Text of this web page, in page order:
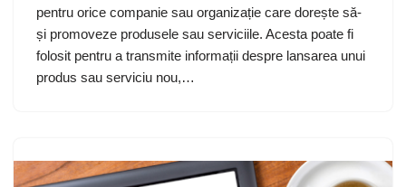
pentru orice companie sau organizație care dorește să-
și promoveze produsele sau serviciile. Acesta poate fi
folosit pentru a transmite informații despre lansarea unui
produs sau serviciu nou,…